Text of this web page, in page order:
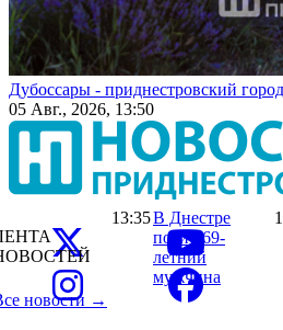
Дубоссары - приднестровский
05 Авг., 2026, 13:50
новости →
13:35В Днестре
погиб 69-
летний
мужчина